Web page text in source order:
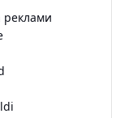
реклами